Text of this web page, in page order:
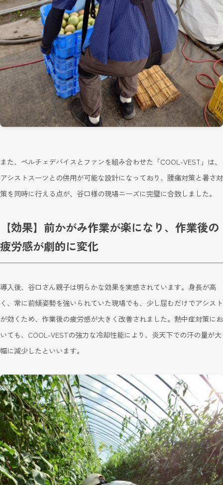
また、ペルチェデバイスとファンを組み合わせた「COOL-VEST」は、
アシストスーツとの併用が可能な設計になっており、腰痛対策と暑さ対
策を同時に行える点が、谷口様の現場ニーズに完璧に合致しました。
【効果】前かがみ作業が楽になり、作業後の
疲労感が劇的に変化
導入後、谷口さん親子は明らかな効果を実感されています。身長が高
く、常に前傾姿勢を強いられていた現場でも、少し屈むだけでアシスト
が効くため、作業後の疲労感が大きく改善されました。熱中症対策にお
いても、COOL-VESTの強力な冷却性能により、炎天下での汗の量が大
幅に減少したといいます。